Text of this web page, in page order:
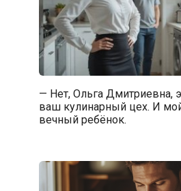
— Нет, Ольга Дмитриевна,
ваш кулинарный цех. И
вечный ребёнок.